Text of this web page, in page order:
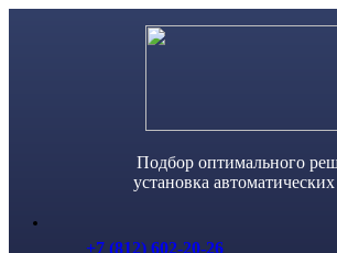
Подбор оптимального
установка
+7 (812) 602-20-26